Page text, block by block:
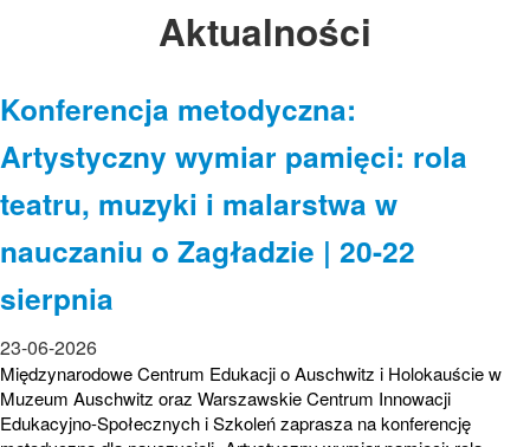
Aktualności
Konferencja metodyczna:
Artystyczny wymiar pamięci: rola
teatru, muzyki i malarstwa w
nauczaniu o Zagładzie | 20-22
sierpnia
23-06-2026
Międzynarodowe Centrum Edukacji o Auschwitz i Holokauście w
Muzeum Auschwitz oraz Warszawskie Centrum Innowacji
Edukacyjno-Społecznych i Szkoleń zaprasza na konferencję